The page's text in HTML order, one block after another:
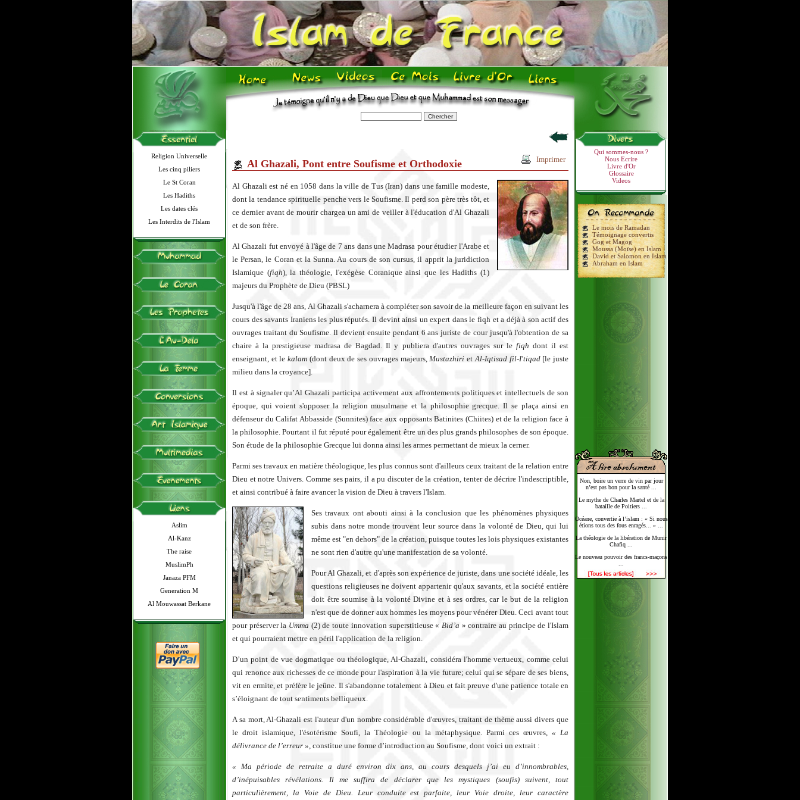
Religion Universelle
Les cinq piliers
Le St Coran
Les Hadiths
Les dates clés
Les Interdits de l'Islam
Aslim
Al-Kanz
The raise
MuslimPh
Janaza PFM
Generation M
Al Mouwassat Berkane
Qui sommes-nous ?
Nous Ecrire
Livre d'Or
Glossaire
Videos
Le mois de Ramadan
Témoignage convertis
Gog et Magog
Moussa (Moïse) en Islam
David et Salomon en Islam
Abraham en Islam
Non, boire un verre de vin par jour
n’est pas bon pour la santé ...
Le mythe de Charles Martel et de la
bataille de Poitiers ...
Océane, convertie à l’islam : « Si nous
étions tous des fous enragés... » ...
La théologie de la libération de Munir
Chafiq ...
Le nouveau pouvoir des francs-maçons
Imprimer
Al Ghazali, Pont entre Soufisme et Orthodoxie
Al Ghazali est né en 1058 dans la ville de Tus (Iran) dans une famille modeste,
dont la tendance spirituelle penche vers le Soufisme. Il perd son père très tôt, et
ce dernier avant de mourir chargea un ami de veiller à l'éducation d'Al Ghazali
et de son frère.
Al Ghazali fut envoyé à l'âge de 7 ans dans une Madrasa pour étudier l'Arabe et
le Persan, le Coran et la Sunna. Au cours de son cursus, il apprit la juridiction
Islamique (fiqh), la théologie, l'exégèse Coranique ainsi que les Hadiths (1)
majeurs du Prophète de Dieu (PBSL)
Jusqu'à l'âge de 28 ans, Al Ghazali s'acharnera à compléter son savoir de la meilleure façon en suivant les
cours des savants Iraniens les plus réputés. Il devint ainsi un expert dans le fiqh et a déjà à son actif des
ouvrages traitant du Soufisme. Il devient ensuite pendant 6 ans juriste de cour jusqu'à l'obtention de sa
chaire à la prestigieuse madrasa de Bagdad. Il y publiera d'autres ouvrages sur le fiqh dont il est
enseignant, et lekalam (dont deux de ses ouvrages majeurs, Mustazhiri et Al-Iqtisad fil-I'tiqad[le juste
milieu dans la croyance].
Il est à signaler qu’Al Ghazali participa activement aux affrontements politiques et intellectuels de son
époque, qui voient s'opposer la religion musulmane et la philosophie grecque. Il se plaça ainsi en
défenseur du Califat Abbasside (Sunnites) face aux opposants Batinites (Chiites) et de la religion face à
la philosophie. Pourtant il fut réputé pour également être un des plus grands philosophes de son époque.
Son étude de la philosophie Grecque lui donna ainsi les armes permettant de mieux la cerner.
Parmi ses travaux en matière théologique, les plus connus sont d'ailleurs ceux traitant de la relation entre
Dieu et notre Univers. Comme ses pairs, il a pu discuter de la création, tenter de décrire l'indescriptible,
et ainsi contribué à faire avancer la vision de Dieu à travers l'Islam.
Ses travaux ont abouti ainsi à la conclusion que les phénomènes physiques
subis dans notre monde trouvent leur source dans la volonté de Dieu, qui lui
même est "en dehors" de la création, puisque toutes les lois physiques existantes
ne sont rien d'autre qu'une manifestation de sa volonté.
Pour Al Ghazali, et d'après son expérience de juriste, dans une société idéale, les
questions religieuses ne doivent appartenir qu'aux savants, et la société entière
doit être soumise à la volonté Divine et à ses ordres, car le but de la religion
n'est que de donner aux hommes les moyens pour vénérer Dieu. Ceci avant tout
pour préserver la Umma (2) de toute innovation superstitieuse « Bid’a » contraire au principe de l'Islam
et qui pourraient mettre en péril l'application de la religion.
D’un point de vue dogmatique ou théologique, Al-Ghazali, considéra l'homme vertueux, comme celui
qui renonce aux richesses de ce monde pour l'aspiration à la vie future; celui qui se sépare de ses biens,
vit en ermite, et préfère le jeûne. Il s'abandonne totalement à Dieu et fait preuve d'une patience totale en
s’éloignant de tout sentiments belliqueux.
A sa mort, Al-Ghazali est l'auteur d'un nombre considérable d'œuvres, traitant de thème aussi divers que
le droit islamique, l'ésotérisme Soufi, la Théologie ou la métaphysique. Parmi ces œuvres,
« La
délivrance de l’erreur » , constitue une forme d’introduction au Soufisme, dont voici un extrait :
« Ma période de retraite a duré environ dix ans, au cours desquels j’ai eu d’innombrables,
d’inépuisables révélations. Il me suffira de déclarer que les mystiques (soufis) suivent, tout
particulièrement, la Voie de Dieu. Leur conduite est parfaite, leur Voie droite, leur caractère